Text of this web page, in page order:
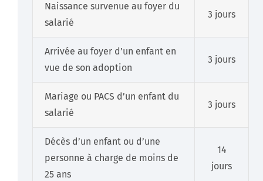
Naissance survenue au foyer du
salarié
3 jours
Arrivée au foyer d’un enfant en
vue de son adoption
3 jours
Mariage ou PACS d’un enfant du
salarié
3 jours
Décès d’un enfant ou d’une
personne à charge de moins de
25 ans
14
jours